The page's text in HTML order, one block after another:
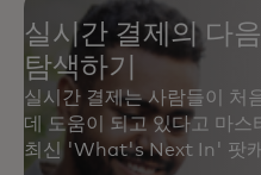
실시간 결제의 다
탐색하기
실시간 결제는 사람들이 처
데 도움이 되고 있다고 마스
최신 'What's Next In' 팟